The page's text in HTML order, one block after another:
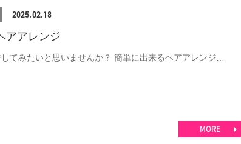
2025.02.18
アアレンジ
てみたいと思いませんか？ 簡単に出来るヘアアレンジ…
MORE